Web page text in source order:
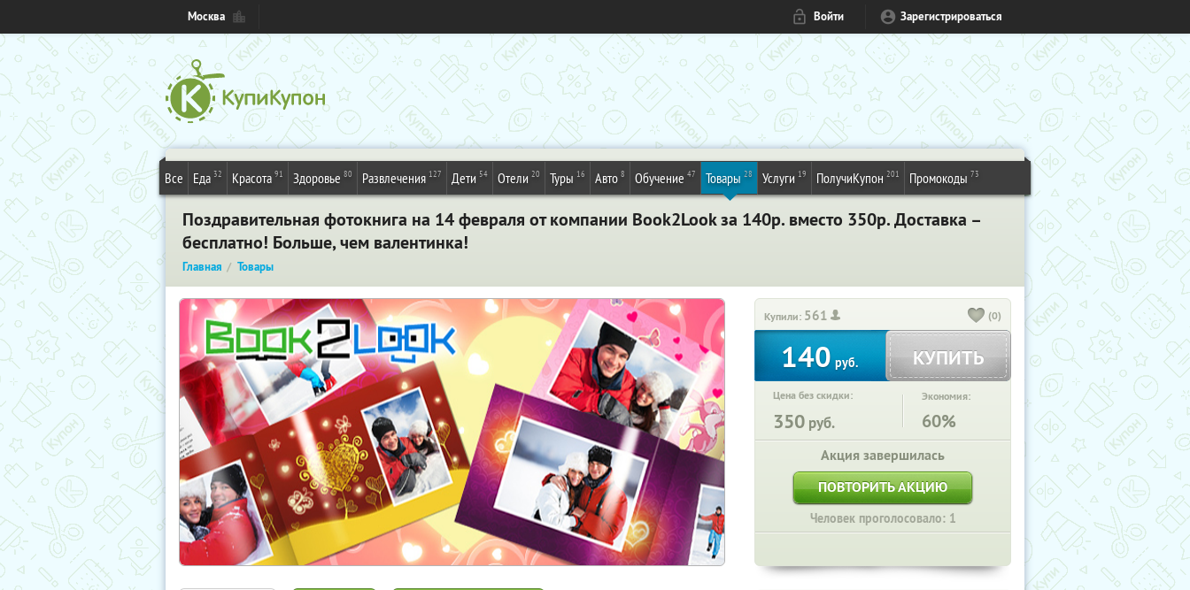
Москва Войти Зарегистрироваться
Все Еда 32 Красота 91 Здоровье 80 Развлечения 127 Дети 54 Отели 20 Туры 16 Авто 8 Обучение 47 Товары 28 Услуги 19 ПолучиКупон 201 Промокоды 73
Поздравительная фотокнига на 14 февраля от компании Book2Look за 140р. вместо 350р. Доставка –
бесплатно! Больше, чем валентинка!
Главная Товары
Купили: 561 (0)
140 руб. КУПИТЬ
Цена без скидки:
350 руб.
Экономия:
60%
Акция завершилась
ПОВТОРИТЬ АКЦИЮ
Человек проголосовало: 1